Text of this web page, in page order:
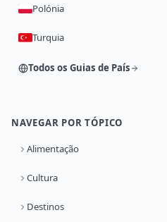
Polónia
Turquia
Todos os Guias de País
NAVEGAR POR TÓPICO
Alimentação
Cultura
Destinos